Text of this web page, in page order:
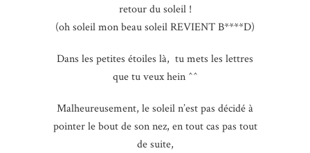
retour du soleil !
(oh soleil mon beau soleil REVIENT B****D)
Dans les petites étoiles là, tu mets les lettres
que tu veux hein ^^
Malheureusement, le soleil n’est pas décidé à
pointer le bout de son nez, en tout cas pas tout
de suite,